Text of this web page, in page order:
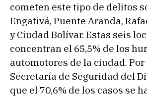
cometen este tipo de delitos
Engativá, Puente Aranda,
y Ciudad Bolívar. Estas seis
concentran el 65,5% de los
automotores de la ciudad.
Secretaría de Seguridad del
que el 70,6% de los casos se